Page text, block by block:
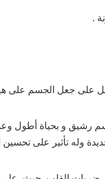
.
على جعل الجسم على
رشيق و بحياة أطول
وله تأثير على تحسين